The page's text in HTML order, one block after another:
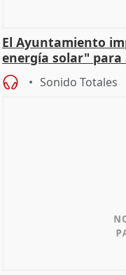
El Ayuntamiento
energía solar"
Sonido Totales